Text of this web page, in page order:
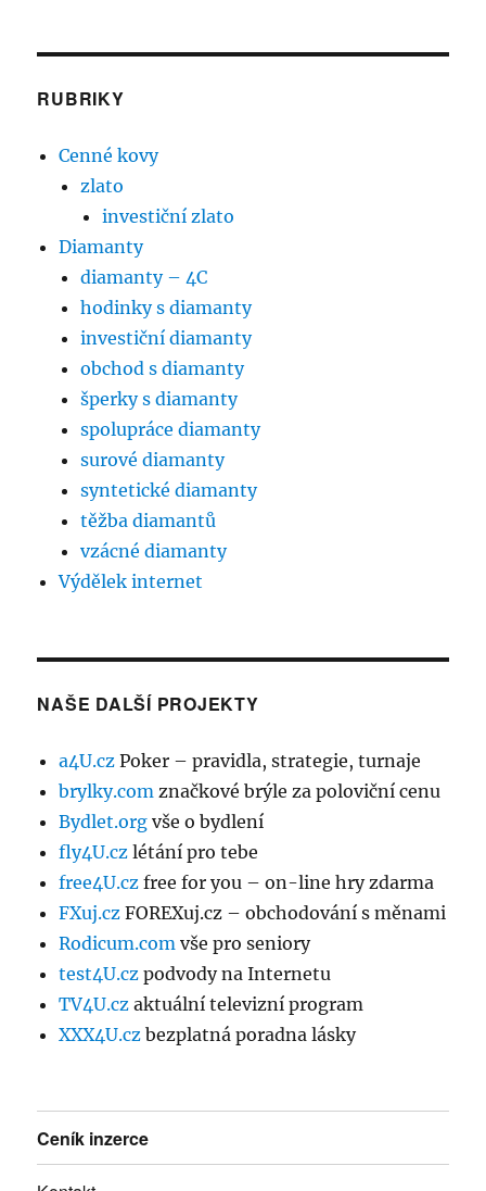
RUBRIKY
Cenné kovy
zlato
investiční zlato
Diamanty
diamanty – 4C
hodinky s diamanty
investiční diamanty
obchod s diamanty
šperky s diamanty
spolupráce diamanty
surové diamanty
syntetické diamanty
těžba diamantů
vzácné diamanty
Výdělek internet
NAŠE DALŠÍ PROJEKTY
a4U.cz Poker – pravidla, strategie, turnaje
brylky.com značkové brýle za poloviční cenu
Bydlet.org vše o bydlení
fly4U.cz létání pro tebe
free4U.cz free for you – on-line hry zdarma
FXuj.cz FOREXuj.cz – obchodování s měnami
Rodicum.com vše pro seniory
test4U.cz podvody na Internetu
TV4U.cz aktuální televizní program
XXX4U.cz bezplatná poradna lásky
Ceník inzerce